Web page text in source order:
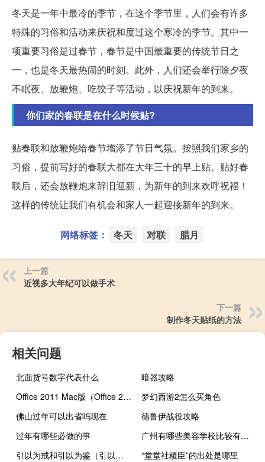
冬天是一年中最冷的季节，在这个季节里，人们会有许多
特殊的习俗和活动来庆祝和度过这个寒冷的季节。其中一
项重要习俗是过春节，春节是中国最重要的传统节日之
一，也是冬天最热闹的时刻。此外，人们还会举行除夕夜
不眠夜、放鞭炮、吃饺子等活动，以庆祝新年的到来。
你们家的春联是在什么时候贴?
贴春联和放鞭炮给春节增添了节日气氛。按照我们家乡的
习俗，提前写好的春联大都在大年三十的早上贴。贴好春
联后，还会放鞭炮来辞旧迎新，为新年的到来欢呼祝福！
这样的传统让我们有机会和家人一起迎接新年的到来。
网络标签： 冬天 对联 腊月
上一篇
近视多大年纪可以做手术
下一篇
制作冬天贴纸的方法
相关问题
北面货号数字代表什么
暗器攻略
Office 2011 Mac版（Office 2011 Mac版功能简介）
梦幻西游2怎么买角色
佛山过年可以出省吗现在
德鲁伊战役攻略
过年有哪些必做的事
广州有哪些美容学校比较有名的
引以为戒和引以为鉴（引以为鉴是成语吗）
“堂堂社稷臣”的出处是哪里